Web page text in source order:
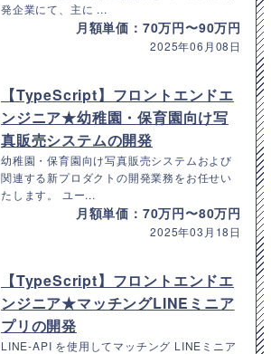
発企業にて、主に ...
月額単価：70万円〜90万円
2025年06月08日
【TypeScript】フロントエンドエ
ンジニア★幼稚園・保育園向け写
真販売システムの開発
幼稚園・保育園向け写真販売システムおよび
関連する新プロダクトの開発業務をお任せい
たします。 ユー...
月額単価：70万円〜80万円
2025年03月18日
【TypeScript】フロントエンドエ
ンジニア★マッチングLINEミニア
プリの開発
LINE-API を使用してマッチング LINEミニア